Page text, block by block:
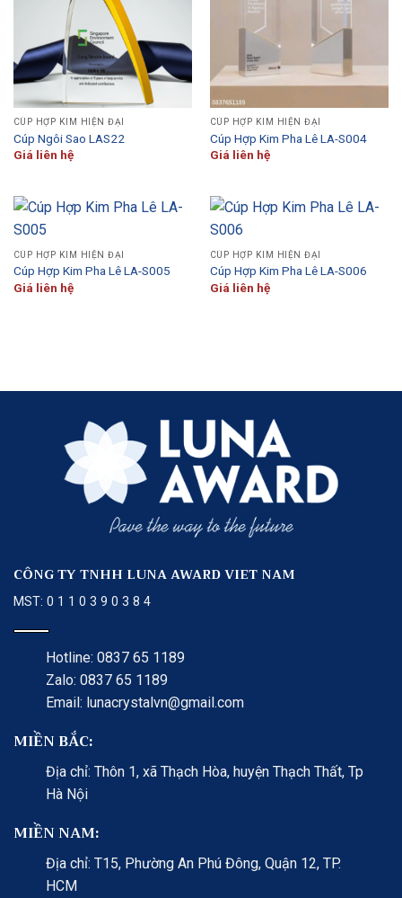
CÚP HỢP KIM HIỆN ĐẠI
Cúp Ngôi Sao LAS22
Giá liên hệ
CÚP HỢP KIM HIỆN ĐẠI
Cúp Hợp Kim Pha Lê LA-S004
Giá liên hệ
CÚP HỢP KIM HIỆN ĐẠI
Cúp Hợp Kim Pha Lê LA-S005
Giá liên hệ
CÚP HỢP KIM HIỆN ĐẠI
Cúp Hợp Kim Pha Lê LA-S006
Giá liên hệ
CÔNG TY TNHH LUNA AWARD VIET NAM
MST: 0 1 1 0 3 9 0 3 8 4
Hotline: 0837 65 1189
Zalo: 0837 65 1189
Email: lunacrystalvn@gmail.com
MIỀN BẮC:
Địa chỉ: Thôn 1, xã Thạch Hòa, huyện Thạch Thất, Tp
Hà Nội
MIỀN NAM:
Địa chỉ: T15, Phường An Phú Đông, Quận 12, TP.
HCM